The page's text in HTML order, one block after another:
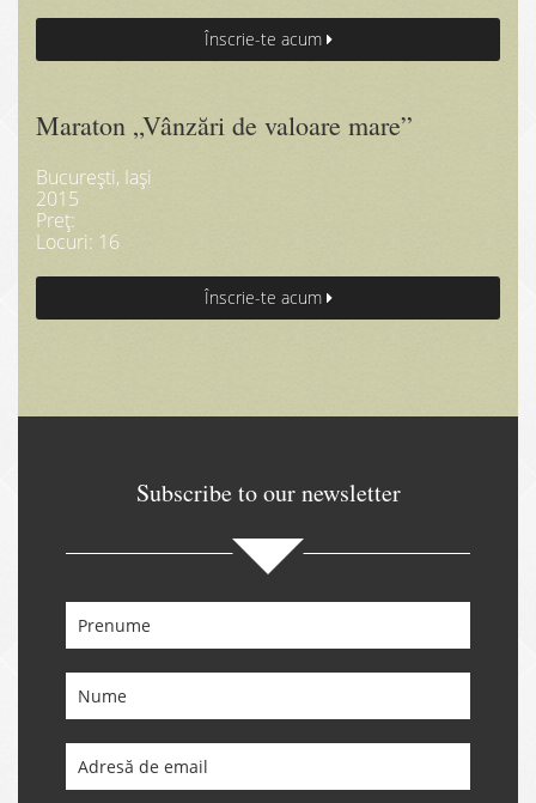
Înscrie-te acum
Maraton „Vânzări de valoare mare”
București, Iași
2015
Preț:
Locuri: 16
Înscrie-te acum
Subscribe to our newsletter